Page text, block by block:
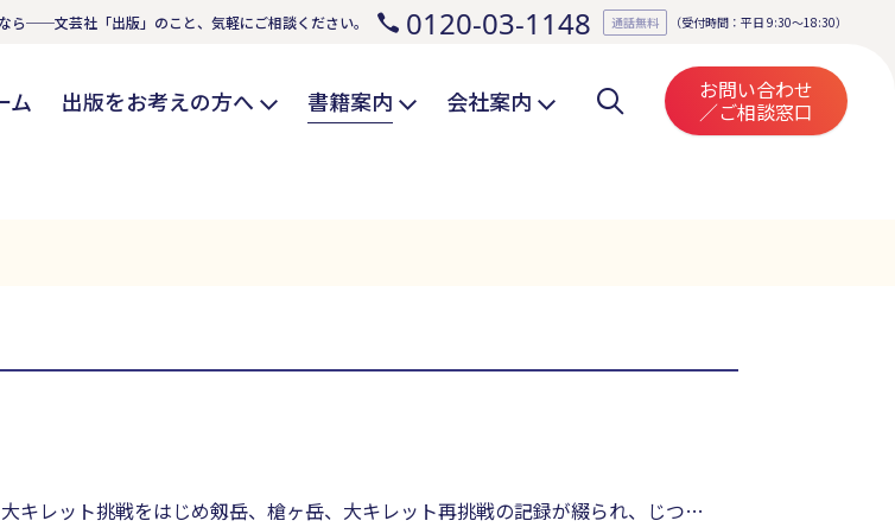
ら──文芸社「出版」のこと、気軽にご相談ください。 0120-03-1148 通話無料 （受付時間：平日 9:30～18:30）
ム 出版をお考えの方へ 書籍案内 会社案内 お問い合わせ
／ご相談窓口
キレット挑戦をはじめ剱岳、槍ヶ岳、大キレット再挑戦の記録が綴られ、じつに